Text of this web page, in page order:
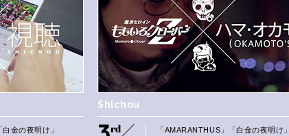
金の夜明け」
Shichou
「AMARANTHUS」「白金の夜明け」